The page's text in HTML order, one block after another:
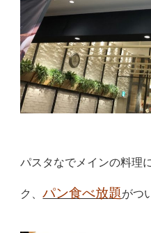
パスタなでメインの料理
ク、パン食べ放題がつ